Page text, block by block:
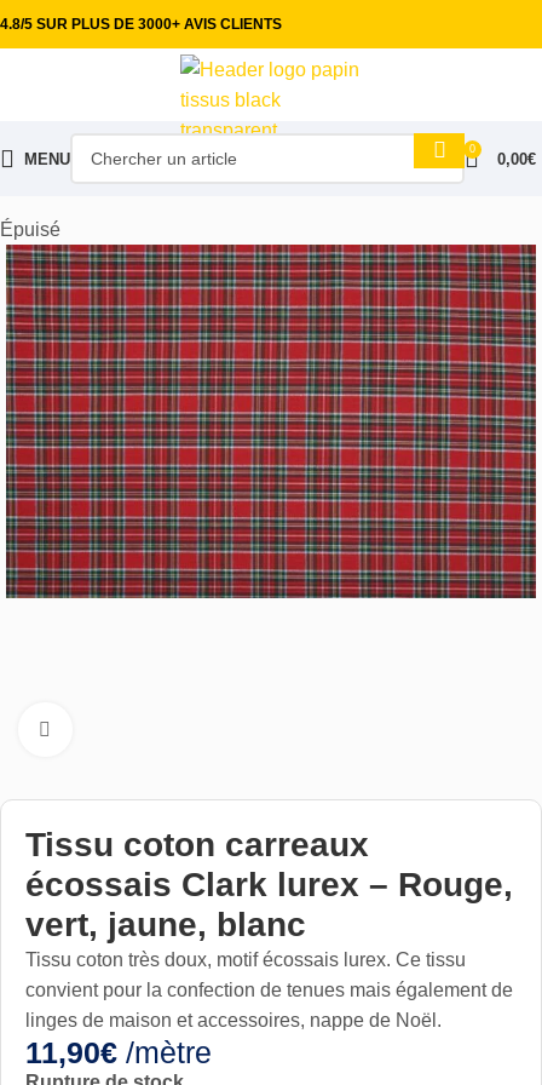
4.8/5 SUR PLUS DE 3000+ AVIS CLIENTS
MENU
0
0,00€
Épuisé
Tissu coton carreaux
écossais Clark lurex – Rouge,
vert, jaune, blanc
Tissu coton très doux, motif écossais lurex. Ce tissu
convient pour la confection de tenues mais également de
linges de maison et accessoires, nappe de Noël.
11,90€ /mètre